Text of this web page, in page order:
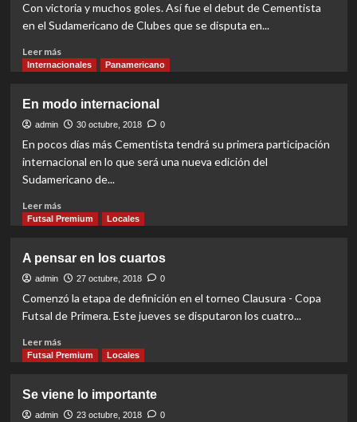
Con victoria y muchos goles. Así fue el debut de Cementista
en el Sudamericano de Clubes que se disputa en...
Leer másRead
more
cinco
en
el
debut
Internacionales Panamericano
En modo internacional
admin 30 octubre, 2018 0
En pocos días más Cementista tendrá su primera participación
internacional en lo que será una nueva edición del
Sudamericano de...
Leer másRead
more
modo
internacional
Futsal Premium Locales
A pensar en los cuartos
admin 27 octubre, 2018 0
Comenzó la etapa de definición en el torneo Clausura - Copa
Futsal de Primera. Este jueves se disputaron los cuatro...
Leer másRead
more
pensar
en
Futsal Premium Locales
Se viene lo importante
admin 23 octubre, 2018 0